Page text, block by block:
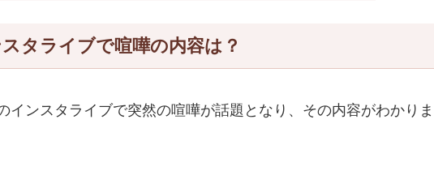
タライブで喧嘩の内容は？
インスタライブで突然の喧嘩が話題となり、その内容がわかりま